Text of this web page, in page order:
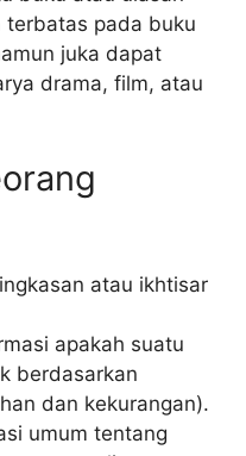
terbatas pada buku
juka dapat
drama, film, atau
atau ikhtisar
apakah suatu
berdasarkan
dan kekurangan).
umum tentang